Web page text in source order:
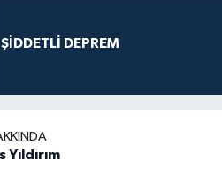
ŞİDDETLİ DEPREM
Yıldırım